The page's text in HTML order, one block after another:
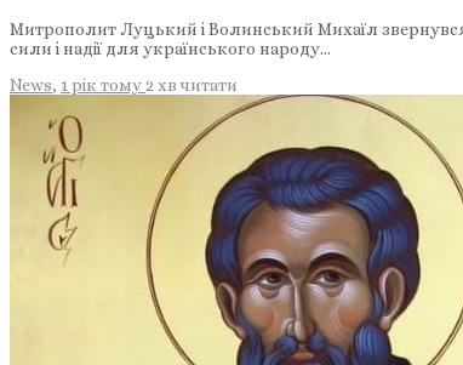
Митрополит Луцький і Волинський Михаїл
сили і надії для українського народу…
News, 1 рік тому 2 хв читати